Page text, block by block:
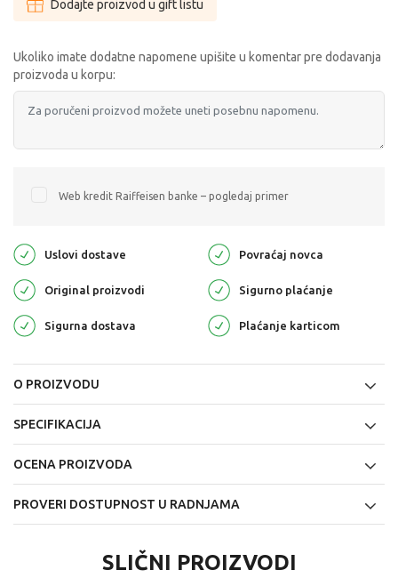
Dodajte proizvod u gift listu
Ukoliko imate dodatne napomene upišite u komentar pre dodavanja
proizvoda u korpu:
Web kredit Raiffeisen banke – pogledaj primer
Uslovi dostave Povraćaj novca
Original proizvodi Sigurno plaćanje
Sigurna dostava Plaćanje karticom
O PROIZVODU
SPECIFIKACIJA
OCENA PROIZVODA
PROVERI DOSTUPNOST U RADNJAMA
SLIČNI PROIZVODI